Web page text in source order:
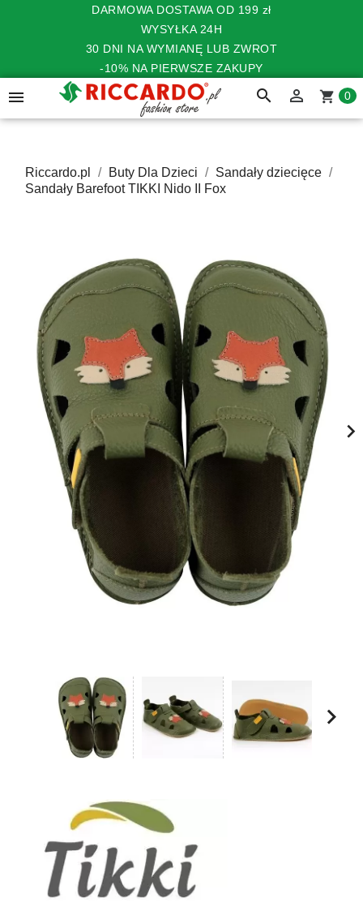
DARMOWA DOSTAWA OD 199 zł
WYSYŁKA 24H
30 DNI NA WYMIANĘ LUB ZWROT
-10% NA PIERWSZE ZAKUPY
 search  shopping_cart 0
Riccardo.pl Buty Dla Dzieci
Sandały dziecięce
Sandały Barefoot TIKKI Nido II Fox
